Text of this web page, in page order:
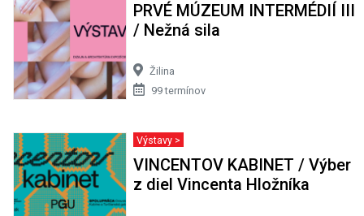
PRVÉ MÚZEUM INTERMÉDIÍ III
/ Nežná sila
Žilina
99 termínov
Výstavy >
VINCENTOV KABINET / Výber
z diel Vincenta Hložníka